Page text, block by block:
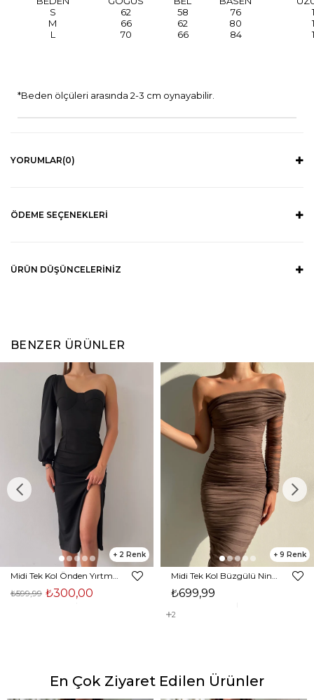
S
62 58 76
M
66 62 80
L
70 66 84
*Beden ölçüleri arasında 2-3 cm oynayabilir.
YORUMLAR(0)
ÖDEME SEÇENEKLERI
ÜRÜN DÜŞÜNCELERINIZ
BENZER ÜRÜNLER
2
₺300,00
₺599,99
9
₺699,99
2
En Çok Ziyaret Edilen Ürünler